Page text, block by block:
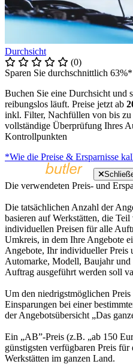
Durchsicht
(0)
Sparen Sie durchschnittlich 63%*
Buchen Sie eine Durchsicht und
reibungslos läuft. Preise jetzt ab
inkl. Filter, Nachfüllen von bis
vollständige Überprüfung Ihres
Kontrollpunkten
*Wie die Preise & Ersparnisse
Die verwendeten Preis- und
Die tatsächlichen Anzahl der
basieren auf Werkstätten, die
individuellen Preisen für alle
Umkreis, in dem Ihre Angebote
Angebote, Ihr individueller Preis
Automarke, Modell, Baujahr
Auftrag ausgeführt werden soll
Um den niedrigstmöglichen
Einsparungen bei einer
der Angebotsübersicht „Das
Ein „AB”-Preis (z.B. „ab 150
günstigsten verfügbaren Preis
Werkstätten im ganzen Land.